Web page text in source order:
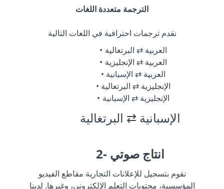
الترجمة متعددة اللغات
نقدم ترجمات احترافية في اللغات التالية
العربية ⇄ البرتغالية
العربية ⇄ الإنجليزية
العربية ⇄ الإسبانية
الإنجليزية ⇄ البرتغالية
الإنجليزية ⇄ الإسبانية
الإسبانية ⇄ البرتغالية
2- انتاج صوتي
نقوم بتسجيل للإعلانات التجارية مقاطع الفيديو
المؤسسية، محتويات التعلم الإلكتروني، وغيرها. لدينا